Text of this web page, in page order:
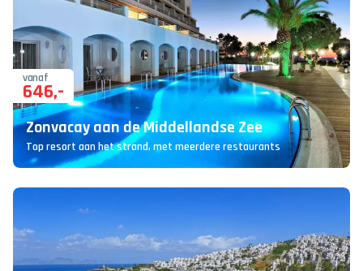
vanaf
646,-
Zonvacay aan de Middellandse Zee
Top resort aan het strand, met meerdere restaurants